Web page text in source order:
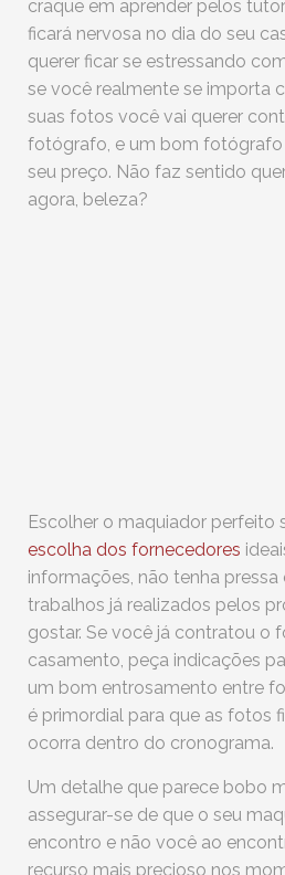
craque em aprender pelos
ficará nervosa no dia do seu
querer ficar se estressando
se você realmente se importa
suas fotos você vai querer
fotógrafo, e um bom
seu preço. Não faz sentido
agora, beleza?
Escolher o maquiador perfeito
escolha dos fornecedores
informações, não tenha
trabalhos já realizados pelos
gostar. Se você já contratou o
casamento, peça indicações
um bom entrosamento entre
é primordial para que as fotos
ocorra dentro do cronograma.
Um detalhe que parece bobo
assegurar-se de que o seu
encontro e não você ao
recurso mais precioso nos